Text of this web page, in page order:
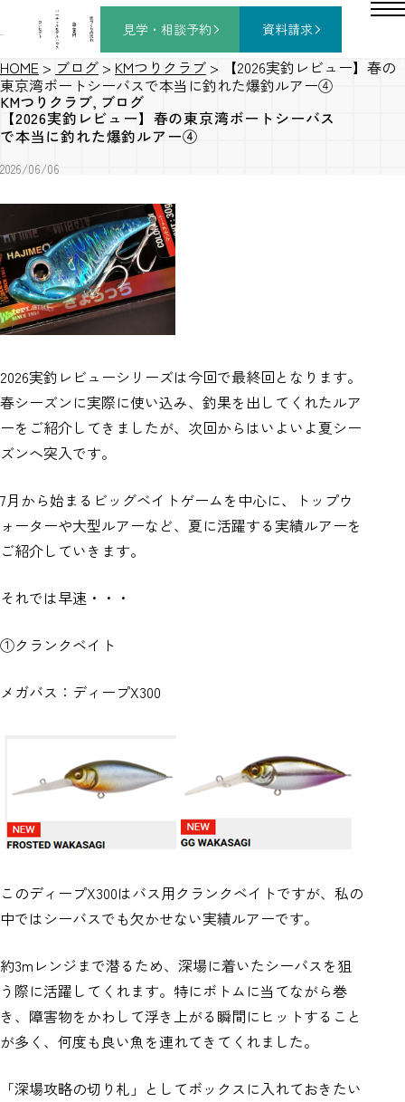
コ
ン
セ
プ
ト
バ
ー
チ
ャ
ル
モ
デ
ル
ハ
ウ
ス
施
工
事
例
家
づ
く
り
の
流
れ
見学・相談予約 資料請求
BLOG
HOME > ブログ > KMつりクラブ >
【2026実釣レビュー】春の
東京湾ボートシーバスで本当に釣れた爆釣ルアー④
KMつりクラブ, ブログ
【2026実釣レビュー】春の東京湾ボートシーバス
で本当に釣れた爆釣ルアー④
2026/06/06
2026実釣レビューシリーズは今回で最終回となります。
春シーズンに実際に使い込み、釣果を出してくれたルア
ーをご紹介してきましたが、次回からはいよいよ夏シー
ズンへ突入です。
7月から始まるビッグベイトゲームを中心に、トップウ
ォーターや大型ルアーなど、夏に活躍する実績ルアーを
ご紹介していきます。
それでは早速・・・
①クランクベイト
メガバス：ディープX300
このディープX300はバス用クランクベイトですが、私の
中ではシーバスでも欠かせない実績ルアーです。
約3mレンジまで潜るため、深場に着いたシーバスを狙
う際に活躍してくれます。特にボトムに当てながら巻
き、障害物をかわして浮き上がる瞬間にヒットすること
が多く、何度も良い魚を連れてきてくれました。
「深場攻略の切り札」としてボックスに入れておきたい